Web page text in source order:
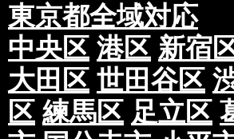
東京都全域対応
中央区 港区 新宿
大田区 世田谷区
区 練馬区 足立区